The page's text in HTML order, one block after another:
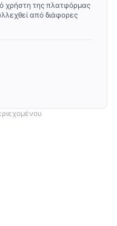
χρήστη της πλατφόρμας
από διάφορες